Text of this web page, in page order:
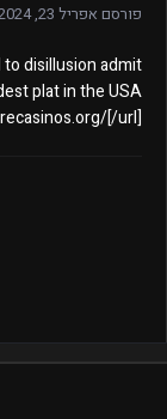
פורסם אפריל 23, 2024
disillusion admit
plat in the USA.
[/url]